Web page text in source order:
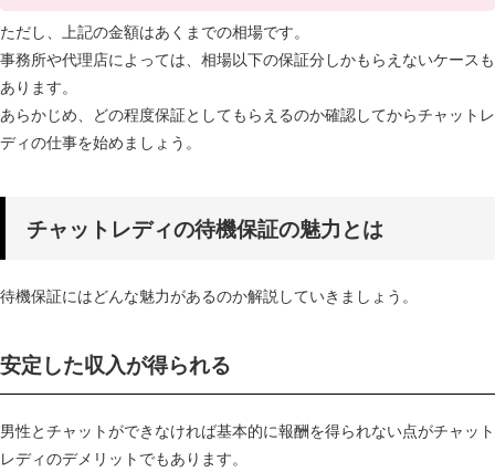
ただし、上記の金額はあくまでの相場です。
事務所や代理店によっては、相場以下の保証分しかもらえないケースも
あります。
あらかじめ、どの程度保証としてもらえるのか確認してからチャットレ
ディの仕事を始めましょう。
チャットレディの待機保証の魅力とは
待機保証にはどんな魅力があるのか解説していきましょう。
安定した収入が得られる
男性とチャットができなければ基本的に報酬を得られない点がチャット
レディのデメリットでもあります。